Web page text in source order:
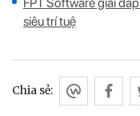
siêu trí tuệ
Chia sẻ: